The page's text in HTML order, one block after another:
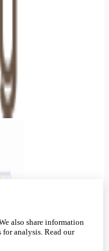
also share information
for analysis. Read our